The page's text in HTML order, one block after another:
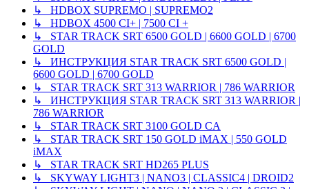
↳ HDBOX SUPREMO | SUPREMO2
↳ HDBOX 4500 CI+ | 7500 CI +
↳ STAR TRACK SRT 6500 GOLD | 6600 GOLD | 6700
GOLD
↳ ИНСТРУКЦИЯ STAR TRACK SRT 6500 GOLD |
6600 GOLD | 6700 GOLD
↳ STAR TRACK SRT 313 WARRIOR | 786 WARRIOR
↳ ИНСТРУКЦИЯ STAR TRACK SRT 313 WARRIOR |
786 WARRIOR
↳ STAR TRACK SRT 3100 GOLD CA
↳ STAR TRACK SRT 150 GOLD iMAX | 550 GOLD
iMAX
↳ STAR TRACK SRT HD265 PLUS
↳ SKYWAY LIGHT3 | NANO3 | CLASSIC4 | DROID2